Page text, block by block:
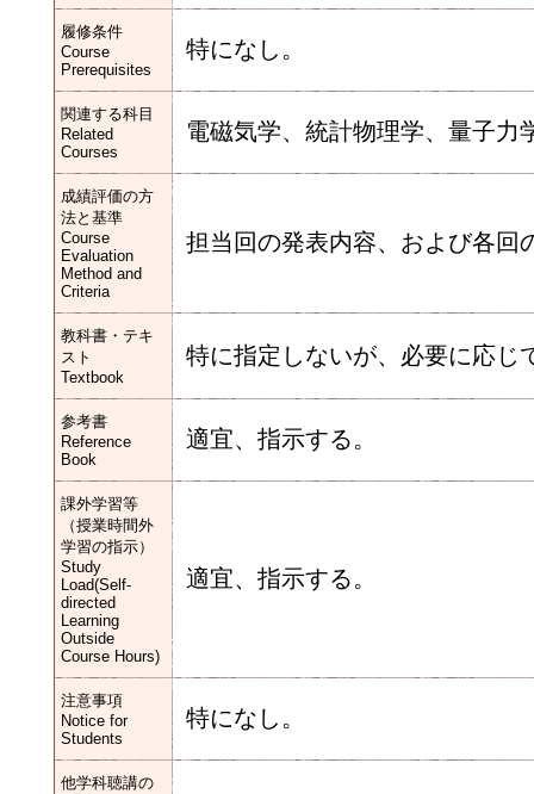
履修条件
Course
Prerequisites
特になし。
関連する科目
Related
Courses
電磁気学、統計物理学、量子力
成績評価の方
法と基準
Course
Evaluation
Method and
Criteria
担当回の発表内容、および各回
教科書・テキ
スト
Textbook
特に指定しないが、必要に応じ
参考書
Reference
Book
適宜、指示する。
課外学習等
（授業時間外
学習の指示）
Study
Load(Self-
directed
Learning
Outside
Course Hours)
適宜、指示する。
注意事項
Notice for
Students
特になし。
他学科聴講の